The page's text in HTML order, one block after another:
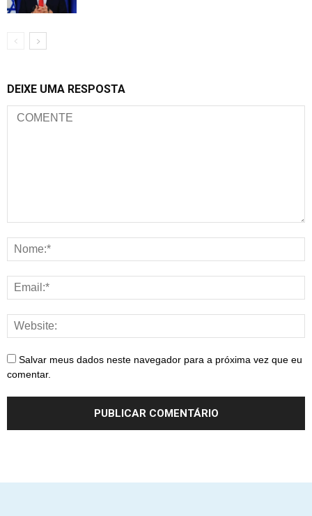
DEIXE UMA RESPOSTA
Salvar meus dados neste navegador para a próxima vez que eu
comentar.